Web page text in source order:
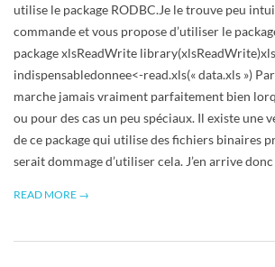
utilise le package RODBC.Je le trouve peu
commande et vous propose d’utiliser le
package xlsReadWrite
indispensabledonnee<-read.xls(« data.xls »)
marche jamais vraiment parfaitement bien
ou pour des cas un peu spéciaux. Il existe une
de ce package qui utilise des fichiers binaires
serait dommage d’utiliser cela. J’en arrive donc
READ MORE →